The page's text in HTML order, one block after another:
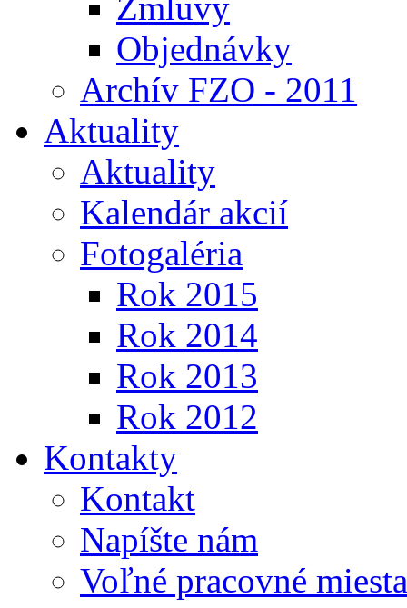
Objednávky
Archív FZO - 2011
Aktuality
Aktuality
Kalendár akcií
Fotogaléria
Rok 2015
Rok 2014
Rok 2013
Rok 2012
Kontakty
Kontakt
Napíšte nám
Voľné pracovné miesta